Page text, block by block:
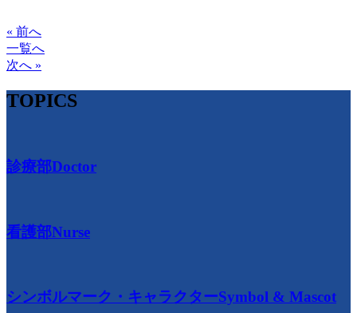
« 前へ
一覧へ
次へ »
TOPICS
診療部Doctor
看護部Nurse
シンボルマーク・キャラクターSymbol & Mascot